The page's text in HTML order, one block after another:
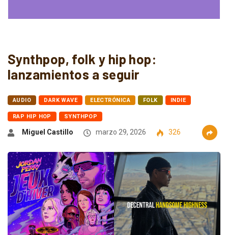
Synthpop, folk y hip hop:
lanzamientos a seguir
AUDIO DARK WAVE ELECTRÓNICA FOLK INDIE
RAP HIP HOP SYNTHPOP
Miguel Castillo marzo 29, 2026 326